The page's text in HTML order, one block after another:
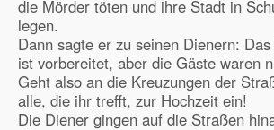
die Mörder töten und ihre Stadt in
legen.
Dann sagte er zu seinen Dienern:
ist vorbereitet, aber die Gäste waren
Geht also an die Kreuzungen der
alle, die ihr trefft, zur Hochzeit ein!
Die Diener gingen auf die Straßen